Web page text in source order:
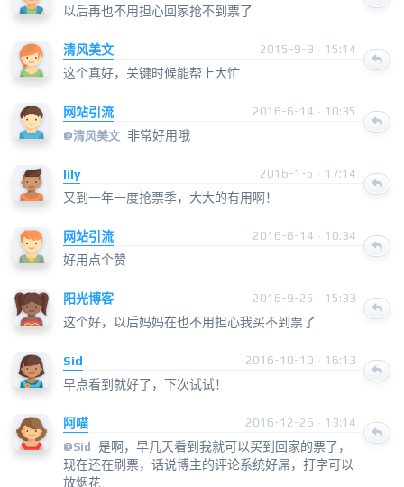
以后再也不用担心回家抢不到票了
清风美文 2015-9-9 · 15:14
这个真好，关键时候能帮上大忙
网站引流
2016-6-14 · 10:35
@清风美文 非常好用哦
lily 2016-1-5 · 17:14
又到一年一度抢票季，大大的有用啊！
网站引流 2016-6-14 · 10:34
好用点个赞
阳光博客 2016-9-25 · 15:33
这个好，以后妈妈在也不用担心我买不到票了
Sid 2016-10-10 · 16:13
早点看到就好了，下次试试！
阿喵
2016-12-26 · 13:14
@Sid
是啊，早几天看到我就可以买到回家的票了，
现在还在刷票，话说博主的评论系统好屌，打字可以
放烟花